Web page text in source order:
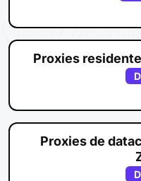
Proxies
Proxies de